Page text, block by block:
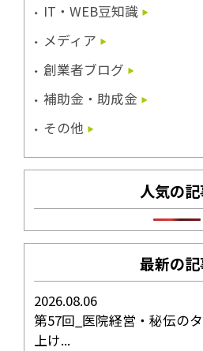
IT・WEB豆知識
メディア
創業者ブログ
補助金・助成金
その他
人気の
最新の
2026.08.06
第57回_医院経営・秘伝の
上け...